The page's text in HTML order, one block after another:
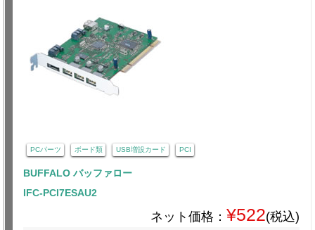
PCパーツ ボード類 USB増設カード PCI
BUFFALO バッファロー
IFC-PCI7ESAU2
ネット価格： ¥522(税込)